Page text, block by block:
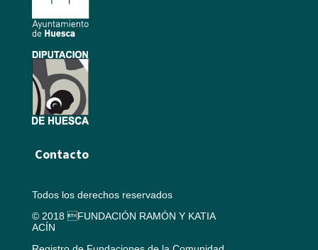
Contacto
Todos los derechos reservados
© 2018 FUNDACIÓN RAMÓN Y KATIA
ACÍN